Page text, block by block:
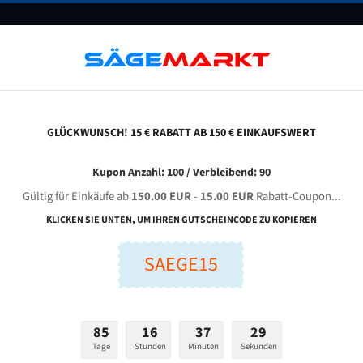
FAQ GUTSCHEINE BLOG KONTAKT
SINAIDA Machine Tool S - 320 Z für 4115 mm Bi-
Bandsägeblätter
Breite (mm):
GLÜCKWUNSCH! 15 € RABATT AB 150 € EINKAUFSWERT
Kupon Anzahl: 100 / Verbleibend: 90
Gültig für Einkäufe ab150.00 EUR- 15.00 EURRabatt-Coupon...
KLICKEN SIE UNTEN, UM IHREN GUTSCHEINCODE ZU KOPIEREN
SAEGE15
85
Tage
16
Stunden
37
Minuten
28
Sekunden